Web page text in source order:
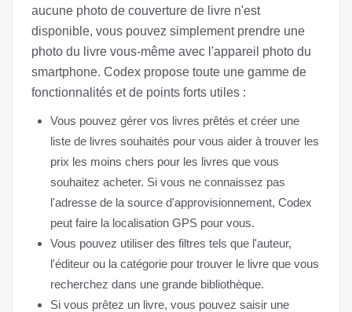
aucune photo de couverture de livre n'est
disponible, vous pouvez simplement prendre une
photo du livre vous-même avec l'appareil photo du
smartphone. Codex propose toute une gamme de
fonctionnalités et de points forts utiles :
Vous pouvez gérer vos livres prêtés et créer une
liste de livres souhaités pour vous aider à trouver les
prix les moins chers pour les livres que vous
souhaitez acheter. Si vous ne connaissez pas
l'adresse de la source d'approvisionnement, Codex
peut faire la localisation GPS pour vous.
Vous pouvez utiliser des filtres tels que l'auteur,
l'éditeur ou la catégorie pour trouver le livre que vous
recherchez dans une grande bibliothèque.
Si vous prêtez un livre, vous pouvez saisir une